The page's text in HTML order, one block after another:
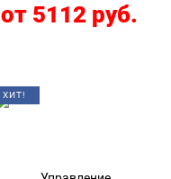
от 5112 руб.
ХИТ!